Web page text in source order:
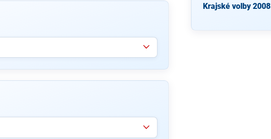
Krajské volby 2008